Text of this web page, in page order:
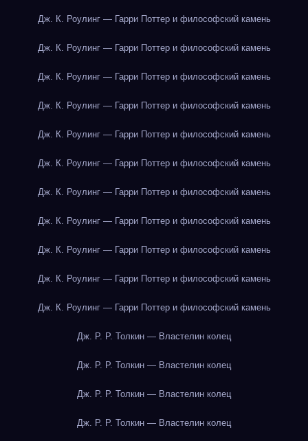
Дж. К. Роулинг — Гарри Поттер и философский камень
Дж. К. Роулинг — Гарри Поттер и философский камень
Дж. К. Роулинг — Гарри Поттер и философский камень
Дж. К. Роулинг — Гарри Поттер и философский камень
Дж. К. Роулинг — Гарри Поттер и философский камень
Дж. К. Роулинг — Гарри Поттер и философский камень
Дж. К. Роулинг — Гарри Поттер и философский камень
Дж. К. Роулинг — Гарри Поттер и философский камень
Дж. К. Роулинг — Гарри Поттер и философский камень
Дж. К. Роулинг — Гарри Поттер и философский камень
Дж. К. Роулинг — Гарри Поттер и философский камень
Дж. Р. Р. Толкин — Властелин колец
Дж. Р. Р. Толкин — Властелин колец
Дж. Р. Р. Толкин — Властелин колец
Дж. Р. Р. Толкин — Властелин колец